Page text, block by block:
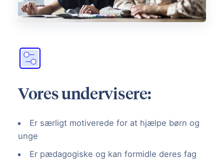
Vores undervisere:
Er særligt motiverede for at hjælpe børn og
unge
Er pædagogiske og kan formidle deres fag